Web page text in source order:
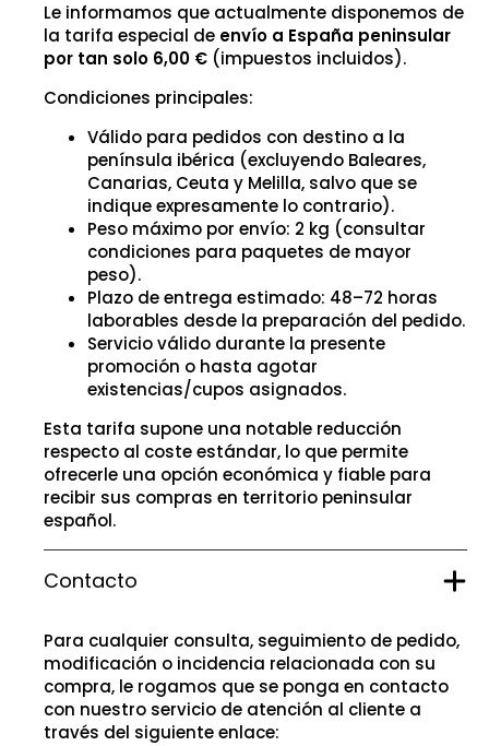
Le informamos que actualmente disponemos de
la tarifa especial de envío a España peninsular
por tan solo 6,00 € (impuestos incluidos).
Condiciones principales:
Válido para pedidos con destino a la
península ibérica (excluyendo Baleares,
Canarias, Ceuta y Melilla, salvo que se
indique expresamente lo contrario).
Peso máximo por envío: 2 kg (consultar
condiciones para paquetes de mayor
peso).
Plazo de entrega estimado: 48–72 horas
laborables desde la preparación del pedido.
Servicio válido durante la presente
promoción o hasta agotar
existencias/cupos asignados.
Esta tarifa supone una notable reducción
respecto al coste estándar, lo que permite
ofrecerle una opción económica y fiable para
recibir sus compras en territorio peninsular
español.
Contacto
Para cualquier consulta, seguimiento de pedido,
modificación o incidencia relacionada con su
compra, le rogamos que se ponga en contacto
con nuestro servicio de atención al cliente a
través del siguiente enlace: